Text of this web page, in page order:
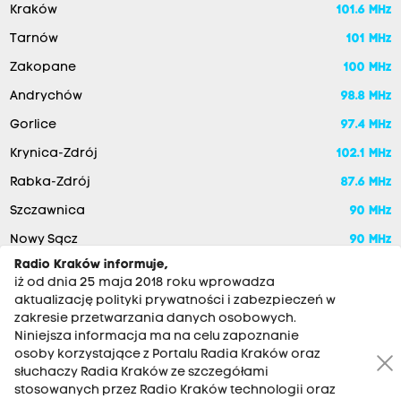
Kraków 101.6 MHz
Tarnów 101 MHz
Zakopane 100 MHz
Andrychów 98.8 MHz
Gorlice 97.4 MHz
Krynica-Zdrój 102.1 MHz
Rabka-Zdrój 87.6 MHz
Szczawnica 90 MHz
Nowy Sącz 90 MHz
Radio Kraków informuje,
iż od dnia 25 maja 2018 roku wprowadza
aktualizację polityki prywatności i zabezpieczeń w
zakresie przetwarzania danych osobowych.
Niniejsza informacja ma na celu zapoznanie
osoby korzystające z Portalu Radia Kraków oraz
słuchaczy Radia Kraków ze szczegółami
stosowanych przez Radio Kraków technologii oraz